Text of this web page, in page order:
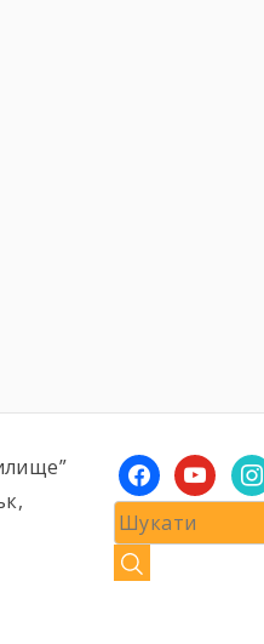
facebookyoutube